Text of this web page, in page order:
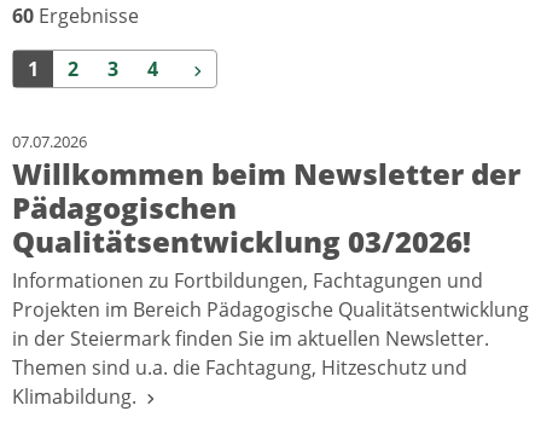
60 Ergebnisse
1 2 3 4 Weiter
07.07.2026
Willkommen beim Newsletter der
Pädagogischen
Qualitätsentwicklung 03/2026!
Informationen zu Fortbildungen, Fachtagungen und
Projekten im Bereich Pädagogische Qualitätsentwicklung
in der Steiermark finden Sie im aktuellen Newsletter.
Themen sind u.a. die Fachtagung, Hitzeschutz und
Klimabildung.